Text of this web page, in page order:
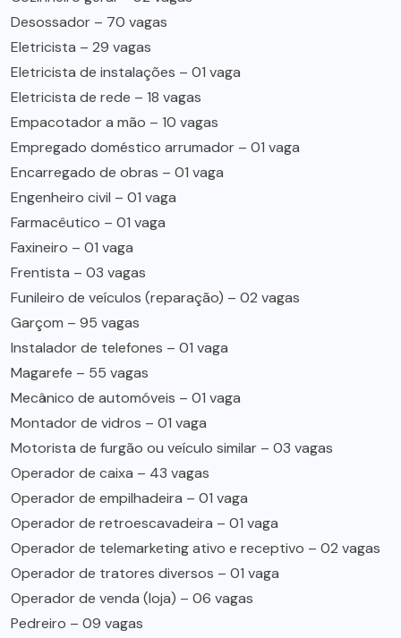
Desossador – 70 vagas
Eletricista – 29 vagas
Eletricista de instalações – 01 vaga
Eletricista de rede – 18 vagas
Empacotador a mão – 10 vagas
Empregado doméstico arrumador – 01 vaga
Encarregado de obras – 01 vaga
Engenheiro civil – 01 vaga
Farmacêutico – 01 vaga
Faxineiro – 01 vaga
Frentista – 03 vagas
Funileiro de veículos (reparação) – 02 vagas
Garçom – 95 vagas
Instalador de telefones – 01 vaga
Magarefe – 55 vagas
Mecânico de automóveis – 01 vaga
Montador de vidros – 01 vaga
Motorista de furgão ou veículo similar – 03 vagas
Operador de caixa – 43 vagas
Operador de empilhadeira – 01 vaga
Operador de retroescavadeira – 01 vaga
Operador de telemarketing ativo e receptivo – 02 vagas
Operador de tratores diversos – 01 vaga
Operador de venda (loja) – 06 vagas
Pedreiro – 09 vagas